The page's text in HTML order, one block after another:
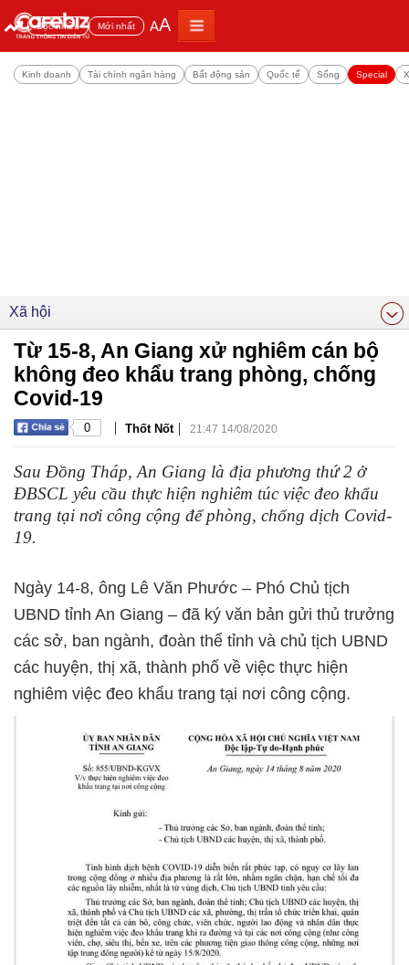
Đọc nhiều Mới nhất AA
Kinh doanh Tài chính ngân hàng Bất động sản Quốc tế Sống Special
Xã hội
Từ 15-8, An Giang xử nghiêm cán bộ
không đeo khẩu trang phòng, chống
Covid-19
0 | Thốt Nốt | 21:47 14/08/2020
Sau Đồng Tháp, An Giang là địa phương thứ 2 ở
ĐBSCL yêu cầu thực hiện nghiêm túc việc đeo khẩu
trang tại nơi công cộng để phòng, chống dịch Covid-
19.
Ngày 14-8, ông Lê Văn Phước – Phó Chủ tịch
UBND tỉnh An Giang – đã ký văn bản gửi thủ trưởng
các sở, ban ngành, đoàn thể tỉnh và chủ tịch UBND
các huyện, thị xã, thành phố về việc thực hiện
nghiêm việc đeo khẩu trang tại nơi công cộng.